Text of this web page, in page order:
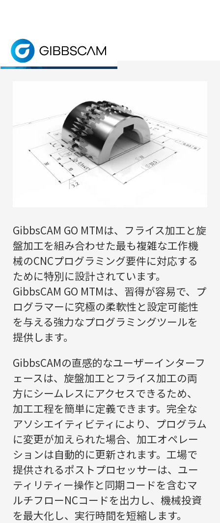
ホーム > 製品情報
GibbsCAM GO MTMは、フライス加工と旋盤
GO 複合加工
無料トライアル
GibbsCAM GO MTMは、フライス加工と旋
盤加工を組み合わせた最も複雑な工作機
械のCNCプログラミング要件に対応する
ために特別に設計されています。
GibbsCAM GO MTMは、習得が容易で、プ
ログラマーに究極の柔軟性と設定可能性
を与える強力なプログラミングツールを
提供します。
GibbsCAMの直感的なユーザーインターフ
ェースは、旋盤加工とフライス加工の両
方にシームレスにアクセスできるため、
加工工程を簡単に定義できます。完全な
アソシエイティビティにより、プログラム
に変更が加えられた場合、加工オペレー
ションは自動的に更新されます。工場で
提供されるポストプロセッサーは、ユー
ティリティー操作と同期コードを含むマ
ルチフローNCコードを出力し、機械投資
を最大化し、実行時間を短縮します。